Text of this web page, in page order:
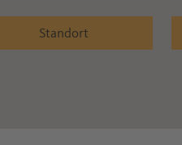
Standort